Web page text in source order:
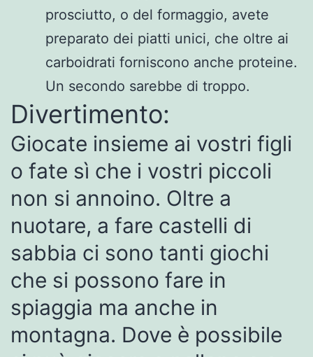
prosciutto, o del formaggio, avete
preparato dei piatti unici, che oltre ai
carboidrati forniscono anche proteine.
Un secondo sarebbe di troppo.
Divertimento:
Giocate insieme ai vostri figli
o fate sì che i vostri piccoli
non si annoino. Oltre a
nuotare, a fare castelli di
sabbia ci sono tanti giochi
che si possono fare in
spiaggia ma anche in
montagna. Dove è possibile